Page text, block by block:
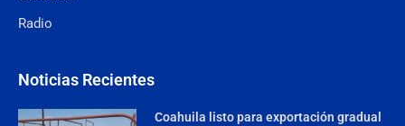
Radio
Noticias Recientes
Coahuila listo para exportación gradual